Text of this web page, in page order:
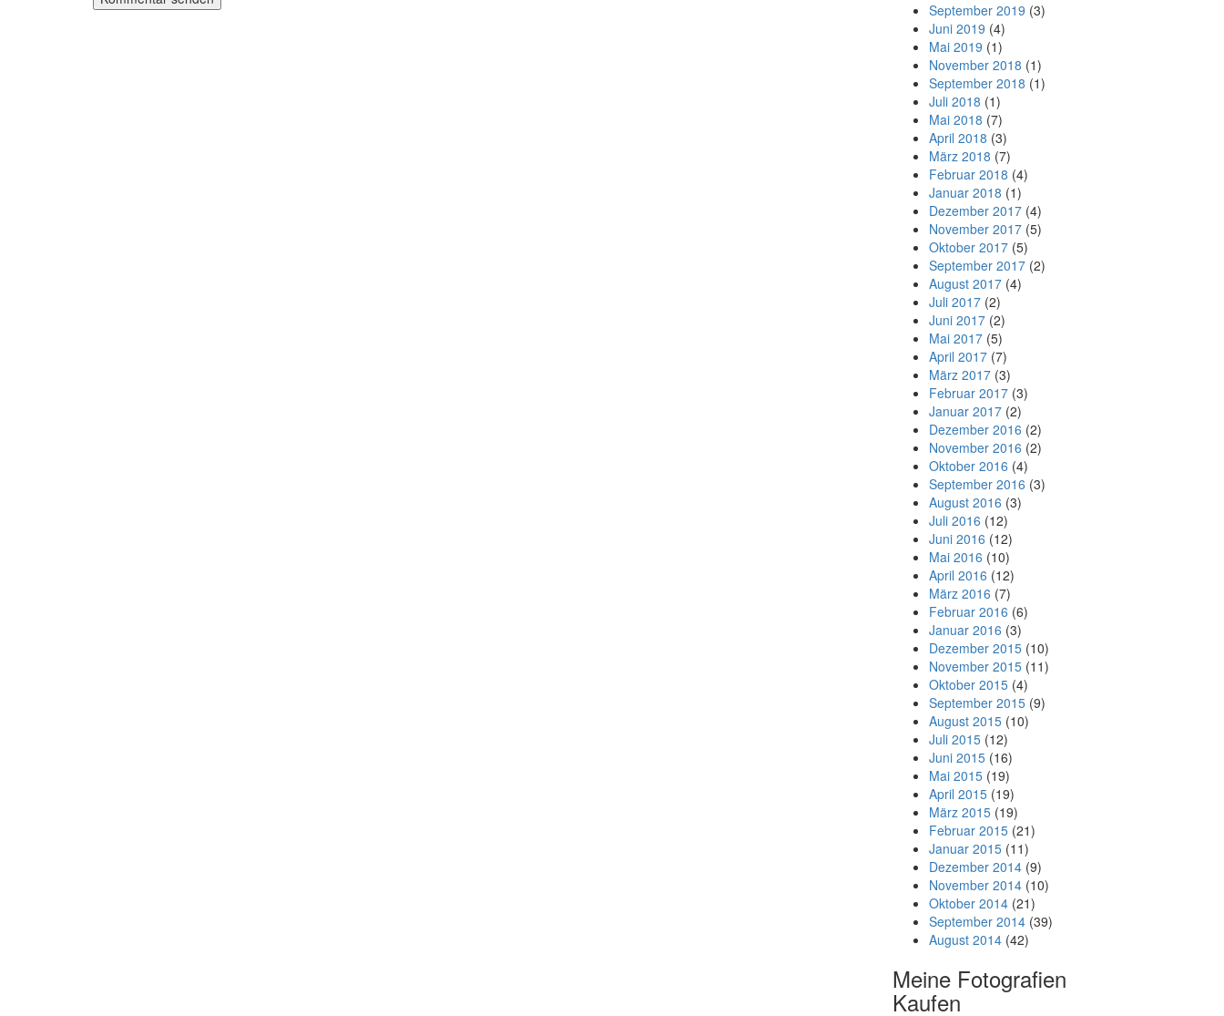
September 2019 (3)
Juni 2019 (4)
Mai 2019 (1)
November 2018 (1)
September 2018 (1)
Juli 2018 (1)
Mai 2018 (7)
April 2018 (3)
März 2018 (7)
Februar 2018 (4)
Januar 2018 (1)
Dezember 2017(4)
November 2017(5)
Oktober 2017(5)
September 2017(2)
August 2017(4)
Juli 2017(2)
Juni 2017(2)
Mai 2017(5)
April 2017(7)
März 2017(3)
Februar 2017(3)
Januar 2017(2)
Dezember 2016 (2)
November 2016 (2)
Oktober 2016 (4)
September 2016 (3)
August 2016 (3)
Juli 2016 (12)
Juni 2016 (12)
Mai 2016 (10)
April 2016 (12)
März 2016 (7)
Februar 2016 (6)
Januar 2016 (3)
Dezember 2015(10)
November 2015(11)
Oktober 2015(4)
September 2015(9)
August 2015(10)
Juli 2015(12)
Juni 2015(16)
Mai 2015(19)
April 2015(19)
März 2015(19)
Februar 2015(21)
Januar 2015(11)
Dezember 2014(9)
November 2014(10)
Oktober 2014(21)
September 2014(39)
August 2014(42)
Meine Fotografien
Kaufen